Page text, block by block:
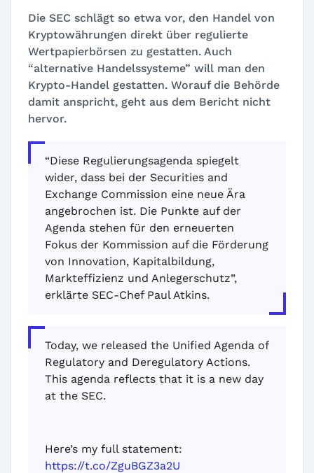
Die SEC schlägt so etwa vor, den Handel von
Kryptowährungen direkt über regulierte
Wertpapierbörsen zu gestatten. Auch
“alternative Handelssysteme” will man den
Krypto-Handel gestatten. Worauf die Behörde
damit anspricht, geht aus dem Bericht nicht
hervor.
“Diese Regulierungsagenda spiegelt
wider, dass bei der Securities and
Exchange Commission eine neue Ära
angebrochen ist. Die Punkte auf der
Agenda stehen für den erneuerten
Fokus der Kommission auf die Förderung
von Innovation, Kapitalbildung,
Markteffizienz und Anlegerschutz”,
erklärte SEC-Chef Paul Atkins.
Today, we released the Unified Agenda of
Regulatory and Deregulatory Actions.
This agenda reflects that it is a new day
at the SEC.
Here’s my full statement:
https://t.co/ZguBGZ3a2U